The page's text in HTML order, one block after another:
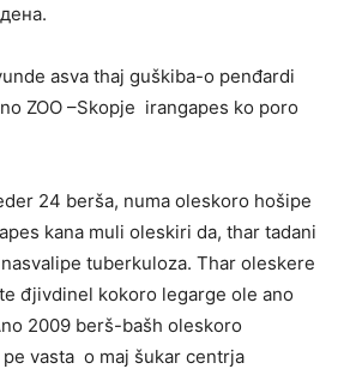
asva thaj guškiba-o penđardi
ZOO –Skopje irangapes ko poro
24 berša, numa oleskoro hošipe
kana muli oleskiri da, thar tadani
tuberkuloza. Thar oleskere
đjivdinel kokoro legarge ole ano
2009 berš-bašh oleskoro
vasta o maj šukar centrja